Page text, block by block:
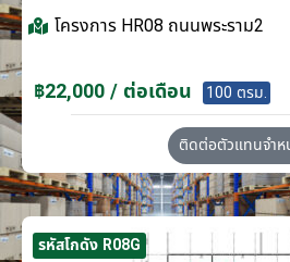
โครงการ HR08 ถนนพระราม2
฿22,000 / ต่อเดือน 100 ตรม.
ติดต่อตัวแทนจำห
รหัสโกดัง R08G